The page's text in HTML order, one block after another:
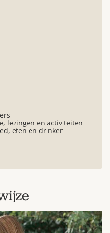
lezingen en activiteiten
eten en drinken